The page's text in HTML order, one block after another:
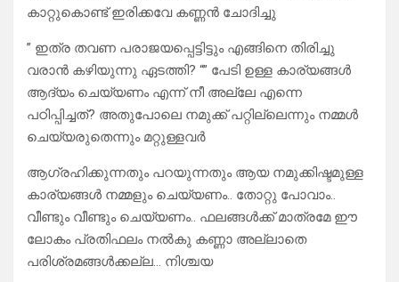
കാറ്റുകൊണ്ട് ഇരിക്കവേ കണ്ണൻ ചോദിച്ചു
” ഇത്ര തവണ പരാജയപ്പെട്ടിട്ടും എങ്ങിനെ തിരിച്ചു
വരാൻ കഴിയുന്നു ഏടത്തി? “” പേടി ഉള്ള കാര്യങ്ങൾ
ആദ്യം ചെയ്യണം എന്ന് നീ അല്ലേ എന്നെ
പഠിപ്പിച്ചത്? അതുപോലെ നമുക്ക് പറ്റില്ലെന്നും നമ്മൾ
ചെയ്യരുതെന്നും മറ്റുള്ളവർ
ആഗ്രഹിക്കുന്നതും പറയുന്നതും ആയ നമുക്കിഷ്ടമുള്ള
കാര്യങ്ങൾ നമ്മളും ചെയ്യണം.. തോറ്റു പോവാം..
വീണ്ടും വീണ്ടും ചെയ്യണം.. ഫലങ്ങൾക്ക് മാത്രമേ ഈ
ലോകം പ്രതിഫലം നൽകു കണ്ണാ അല്ലാതെ
പരിശ്രമങ്ങൾക്കല്ല… നിശ്ചയ